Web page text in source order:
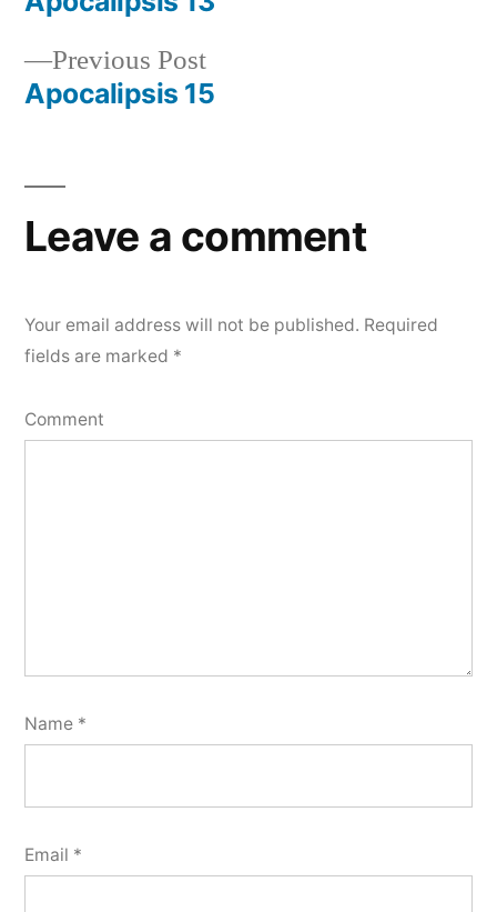
Post
navigation
Previous PostPrevious
post:
Apocalipsis 15
Leave a comment
Your email address will not be published. Required
fields are marked *
Comment
Name *
Email *